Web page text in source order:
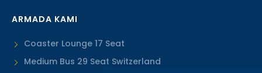
ARMADA KAMI
Coaster Lounge 17 Seat
Medium Bus 29 Seat Switzerland